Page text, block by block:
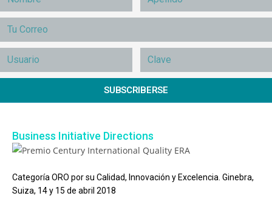
SUBSCRIBERSE
Business Initiative Directions
Categoría ORO por su Calidad, Innovación y Excelencia. Ginebra,
Suiza, 14 y 15 de abril 2018